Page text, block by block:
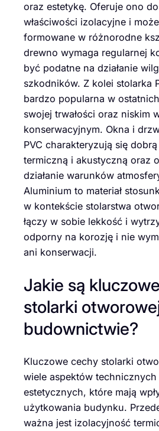
oraz estetykę. Oferuje ono
właściwości izolacyjne i
formowane w różnorodne
drewno wymaga regularnej
być podatne na działanie
szkodników. Z kolei stolarka
bardzo popularna w
swojej trwałości oraz niskim
konserwacyjnym. Okna i
PVC charakteryzują się
termiczną i akustyczną oraz
działanie warunków
Aluminium to materiał
w kontekście stolarstwa
łączy w sobie lekkość i
odporny na korozję i nie
ani konserwacji.
Jakie są
stolarki
budownictwie?
Kluczowe cechy stolarki
wiele aspektów technicznych
estetycznych, które mają
użytkowania budynku.
ważna jest izolacyjność